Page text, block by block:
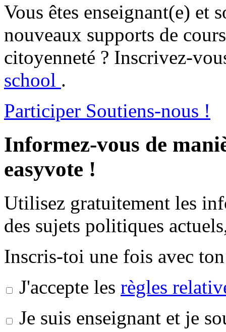
Vous êtes enseignant(e) et
nouveaux supports de
citoyenneté ? Inscrivez-
school .
Participer Soutiens-nous !
Informez-vous de
easyvote !
Utilisez gratuitement les
des sujets politiques
Inscris-toi une fois avec
J'accepte les règles
Je suis enseignant et je